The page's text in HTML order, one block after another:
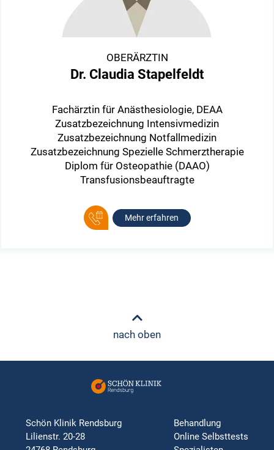
OBERÄRZTIN
Dr. Claudia Stapelfeldt
Fachärztin für Anästhesiologie, DEAA
Zusatzbezeichnung Intensivmedizin
Zusatzbezeichnung Notfallmedizin
Zusatzbezeichnung Spezielle Schmerztherapie
Diplom für Osteopathie (DAAO)
Transfusionsbeauftragte
Mehr erfahren
nach oben
Schön Klinik Rendsburg
Lilienstr. 20-28
Behandlung
Online Selbsttests